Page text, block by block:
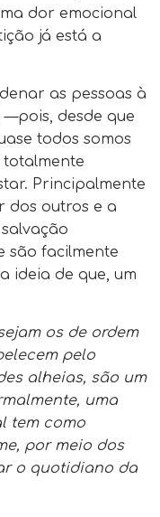
dor emocional
já está a
as pessoas à
desde que
todos somos
totalmente
Principalmente
dos outros e a
são facilmente
ideia de que, um
os de ordem
pelo
alheias, são um
uma
tem como
por meio dos
o quotidiano da